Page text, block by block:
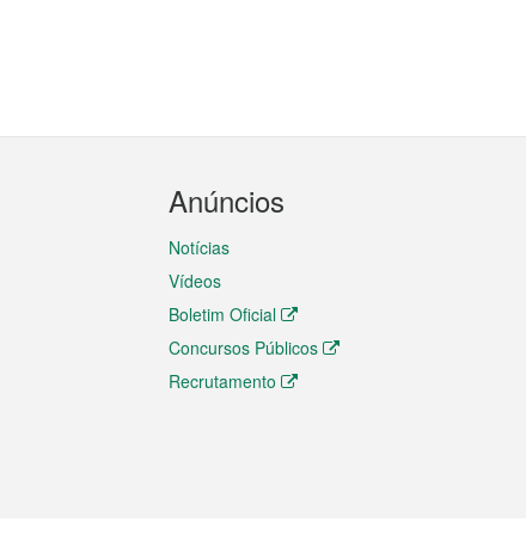
Anúncios
Notícias
Vídeos
Boletim Oficial
Concursos Públicos
Recrutamento